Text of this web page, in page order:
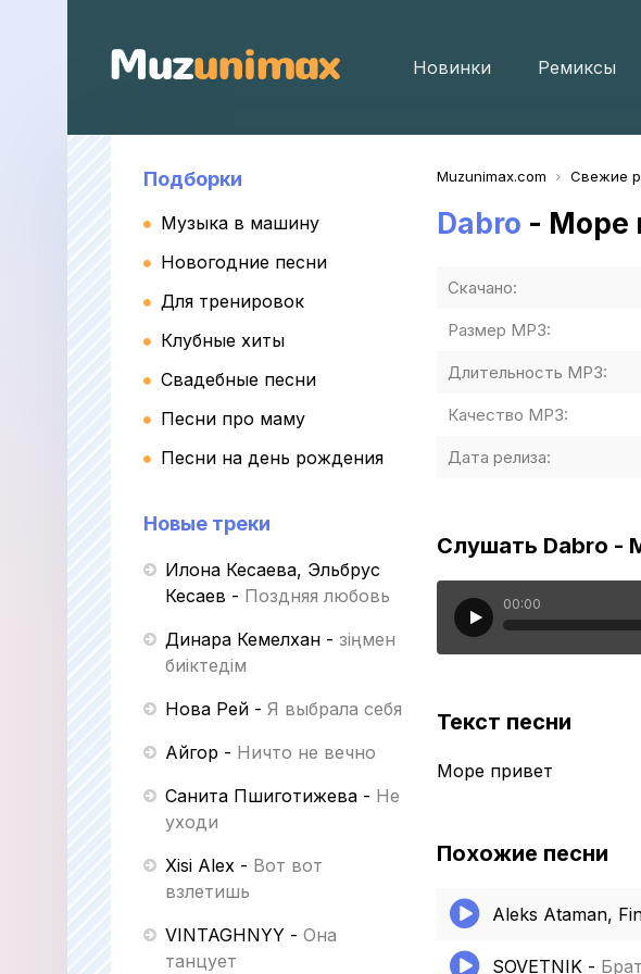
Новинки Ремиксы
Подборки
Музыка в машину
Новогодние песни
Для тренировок
Клубные хиты
Свадебные песни
Песни про маму
Песни на день рождения
Новые треки
Илона Кесаева, Эльбрус
Кесаев - Поздняя любовь
Динара Кемелхан - Өзіңмен
биіктедім
Нова Рей - Я выбрала себя
Айгор - Ничто не вечно
Санита Пшиготижева - Не
уходи
Xisi Alex - Вот вот
взлетишь
VINTAGHNYY - Она
танцует
Muzunimax.com Свежие
Dabro - Море
Скачано:
Размер MP3:
Длительность MP3:
Качество MP3:
Дата релиза:
Слушать Dabro -
00:00
Текст песни
Море привет
Похожие песни
Aleks Ataman,
SOVETNIK -